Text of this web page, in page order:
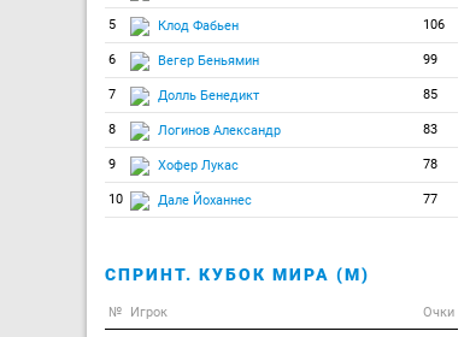
5 Клод Фабьен 106
6 Вегер Беньямин 99
7 Долль Бенедикт 85
8 Логинов Александр 83
9 Хофер Лукас 78
10 Дале Йоханнес 77
СПРИНТ. КУБОК МИРА (М)
№ Игрок Очки